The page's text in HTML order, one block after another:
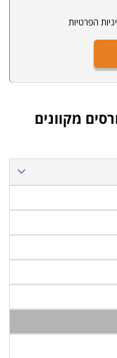
הפרטיות
מקוונים